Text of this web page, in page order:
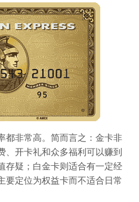
都非常高。简而言之：金卡非
、开卡礼和众多福利可以赚到
存疑；白金卡则适合有一定经
要定位为权益卡而不适合日常